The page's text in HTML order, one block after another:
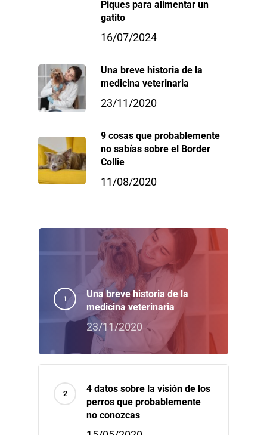
Piques para alimentar un
gatito
16/07/2024
Una breve historia de la
medicina veterinaria
23/11/2020
9 cosas que probablemente
no sabías sobre el Border
Collie
11/08/2020
Una breve historia de la
medicina veterinaria
23/11/2020
4 datos sobre la visión de los
perros que probablemente
no conozcas